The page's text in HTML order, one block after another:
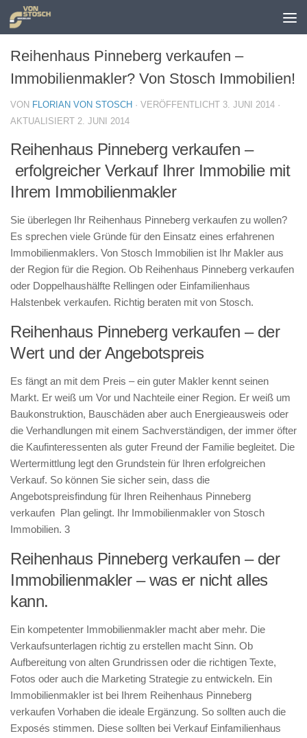
Zum Inhalt springen
Reihenhaus Pinneberg verkaufen –
Immobilienmakler? Von Stosch Immobilien!
VON FLORIAN VON STOSCH · VERÖFFENTLICHT 3. JUNI 2014 ·
AKTUALISIERT 2. JUNI 2014
Reihenhaus Pinneberg verkaufen –
erfolgreicher Verkauf Ihrer Immobilie mit
Ihrem Immobilienmakler
Sie überlegen Ihr Reihenhaus Pinneberg verkaufen zu wollen?
Es sprechen viele Gründe für den Einsatz eines erfahrenen
Immobilienmaklers. Von Stosch Immobilien ist Ihr Makler aus
der Region für die Region. Ob Reihenhaus Pinneberg verkaufen
oder Doppelhaushälfte Rellingen oder Einfamilienhaus
Halstenbek verkaufen. Richtig beraten mit von Stosch.
Reihenhaus Pinneberg verkaufen – der
Wert und der Angebotspreis
Es fängt an mit dem Preis – ein guter Makler kennt seinen
Markt. Er weiß um Vor und Nachteile einer Region. Er weiß um
Baukonstruktion, Bauschäden aber auch Energieausweis oder
die Verhandlungen mit einem Sachverständigen, der immer öfter
die Kaufinteressenten als guter Freund der Familie begleitet. Die
Wertermittlung legt den Grundstein für Ihren erfolgreichen
Verkauf. So können Sie sicher sein, dass die
Angebotspreisfindung für Ihren Reihenhaus Pinneberg
verkaufen Plan gelingt. Ihr Immobilienmakler von Stosch
Immobilien. 3
Reihenhaus Pinneberg verkaufen – der
Immobilienmakler – was er nicht alles
kann.
Ein kompetenter Immobilienmakler macht aber mehr. Die
Verkaufsunterlagen richtig zu erstellen macht Sinn. Ob
Aufbereitung von alten Grundrissen oder die richtigen Texte,
Fotos oder auch die Marketing Strategie zu entwickeln. Ein
Immobilienmakler ist bei Ihrem Reihenhaus Pinneberg
verkaufen Vorhaben die ideale Ergänzung. So sollten auch die
Exposés stimmen. Diese sollten bei Verkauf Einfamilienhaus